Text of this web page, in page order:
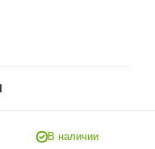
В наличии